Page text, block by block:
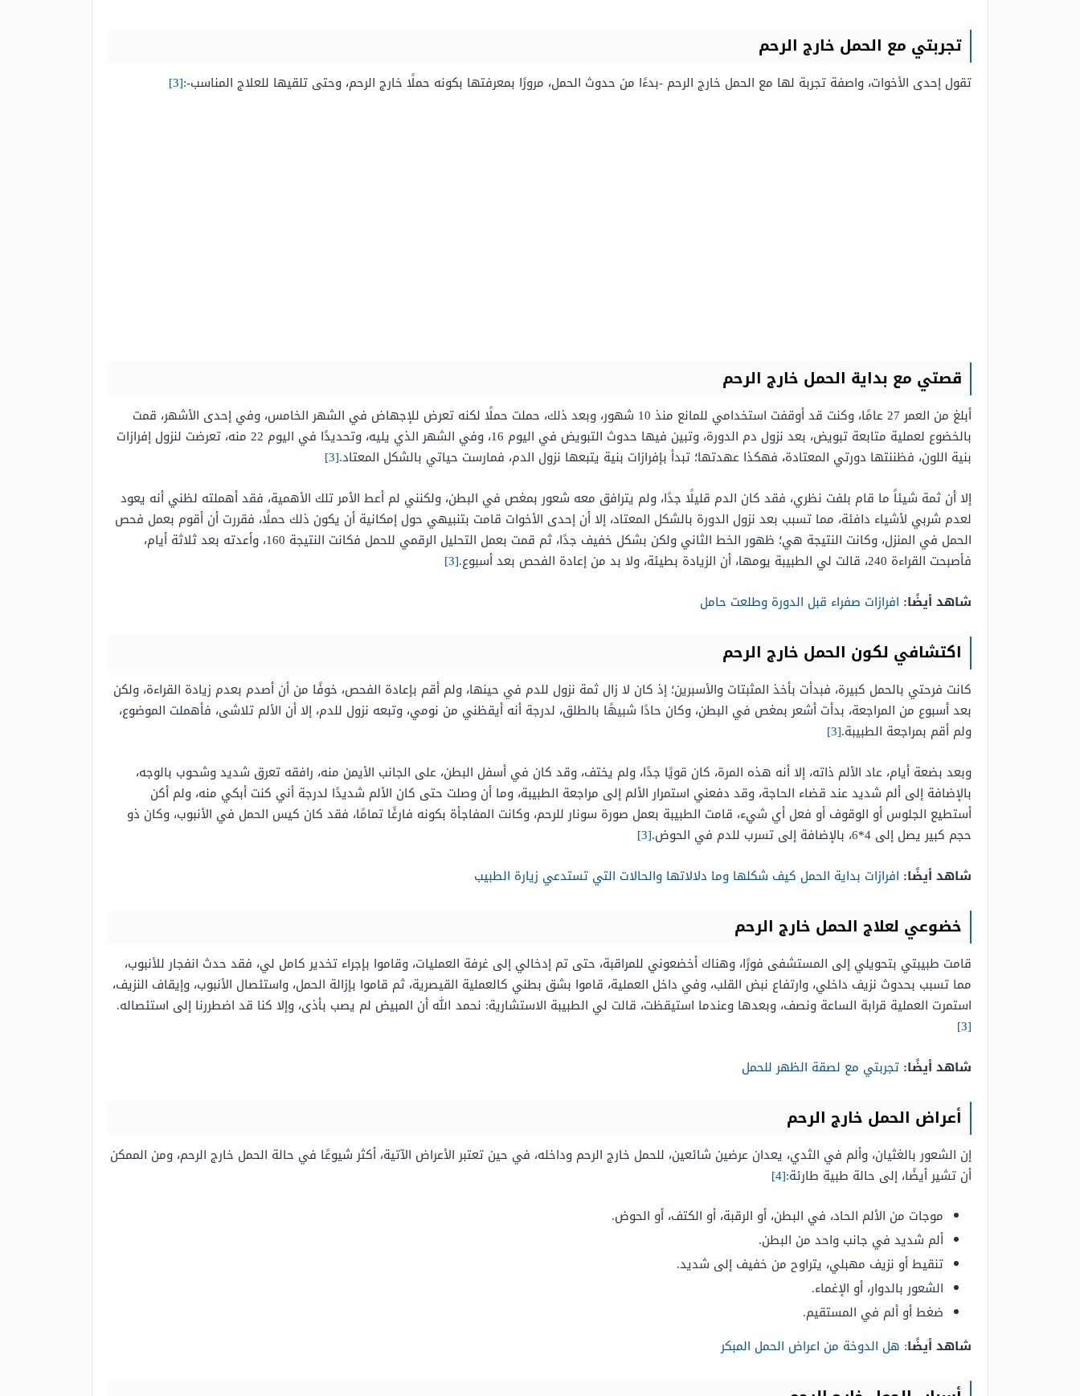
تجربتي مع الحمل خارج الرحم
تقول إحدى الأخوات، واصفة تجربة لها مع الحمل خارج الرحم -بدءًا من حدوث الحمل، مرورًا بمعرفتها بكونه حملًا خارج الرحم، وحتى تلقيها للعلاج المناسب-:[3]
قصتي مع بداية الحمل خارج الرحم
أبلغ من العمر 27 عامًا، وكنت قد أوقفت استخدامي للمانع منذ 10 شهور، وبعد ذلك، حملت حملًا لكنه تعرض للإجهاض في الشهر الخامس، وفي إحدى الأشهر، قمت
بالخضوع لعملية متابعة تبويض، بعد نزول دم الدورة، وتبين فيها حدوث التبويض في اليوم 16، وفي الشهر الذي يليه، وتحديدًا في اليوم 22 منه، تعرضت لنزول إفرازات
بنية اللون، فظننتها دورتي المعتادة، فهكذا عهدتها؛ تبدأ بإفرازات بنية يتبعها نزول الدم، فمارست حياتي بالشكل المعتاد.[3]
إلا أن ثمة شيئاً ما قام بلفت نظري، فقد كان الدم قليلًا جدًا، ولم يترافق معه شعور بمغص في البطن، ولكنني لم أعط الأمر تلك الأهمية، فقد أهملته لظني أنه يعود
لعدم شربي لأشياء دافئة، مما تسبب بعد نزول الدورة بالشكل المعتاد، إلا أن إحدى الأخوات قامت بتنبيهي حول إمكانية أن يكون ذلك حملًا، فقررت أن أقوم بعمل فحص
الحمل في المنزل، وكانت النتيجة هي؛ ظهور الخط الثاني ولكن بشكل خفيف جدًا، ثم قمت بعمل التحليل الرقمي للحمل فكانت النتيجة 160، وأعدته بعد ثلاثة أيام،
فأصبحت القراءة 240، قالت لي الطبيبة يومها، أن الزيادة بطيئة، ولا بد من إعادة الفحص بعد أسبوع.
[3]
شاهد أيضًا: افرازات صفراء قبل الدورة وطلعت حامل
اكتشافي لكون الحمل خارج الرحم
كانت فرحتي بالحمل كبيرة، فبدأت بأخذ المثبتات والأسبرين؛ إذ كان لا زال ثمة نزول للدم في حينها، ولم أقم بإعادة الفحص، خوفًا من أن أصدم بعدم زيادة القراءة، ولكن
بعد أسبوع من المراجعة، بدأت أشعر بمغص في البطن، وكان حادًا شبيهًا بالطلق، لدرجة أنه أيقظني من نومي، وتبعه نزول للدم، إلا أن الألم تلاشى، فأهملت الموضوع،
ولم أقم بمراجعة الطبيبة.[3]
وبعد بضعة أيام، عاد الألم ذاته، إلا أنه هذه المرة، كان قويًا جدًا، ولم يختف، وقد كان في أسفل البطن، على الجانب الأيمن منه، رافقه تعرق شديد وشحوب بالوجه،
بالإضافة إلى ألم شديد عند قضاء الحاجة، وقد دفعني استمرار الألم إلى مراجعة الطبيبة، وما أن وصلت حتى كان الألم شديدًا لدرجة أني كنت أبكي منه، ولم أكن
أستطيع الجلوس أو الوقوف أو فعل أي شيء، قامت الطبيبة بعمل صورة سونار للرحم، وكانت المفاجأة بكونه فارغًا تمامًا، فقد كان كيس الحمل في الأنبوب، وكان ذو
حجم كبير يصل إلى 4*6، بالإضافة إلى تسرب للدم في الحوض.
[3]
شاهد أيضًا: افرازات بداية الحمل كيف شكلها وما دلالاتها والحالات التي تستدعي زيارة الطبيب
خضوعي لعلاج الحمل خارج الرحم
قامت طبيبتي بتحويلي إلى المستشفى فورًا، وهناك أخضعوني للمراقبة، حتى تم إدخالي إلى غرفة العمليات، وقاموا بإجراء تخدير كامل لي، فقد حدث انفجار للأنبوب،
مما تسبب بحدوث نزيف داخلي، وارتفاع نبض القلب، وفي داخل العملية، قاموا بشق بطني كالعملية القيصرية، ثم قاموا بإزالة الحمل، واستئصال الأنبوب، وإيقاف النزيف،
استمرت العملية قرابة الساعة ونصف، وبعدها وعندما استيقظت، قالت لي الطبيبة الاستشارية: نحمد الله أن المبيض لم يصب بأذى، وإلا كنا قد اضطررنا إلى استئصاله.
[3]
شاهد أيضًا: تجربتي مع لصقة الظهر للحمل
أعراض الحمل خارج الرحم
إن الشعور بالغثيان، وألم في الثدي، يعدان عرضين شائعين، للحمل خارج الرحم وداخله، في حين تعتبر الأعراض الآتية، أكثر شيوعًا في حالة الحمل خارج الرحم، ومن الممكن
أن تشير أيضًا، إلى حالة طبية طارئة:[4]
موجات من الألم الحاد، في البطن، أو الرقبة، أو الكتف، أو الحوض.
ألم شديد في جانب واحد من البطن.
تنقيط أو نزيف مهبلي، يتراوح من خفيف إلى شديد.
الشعور بالدوار، أو الإغماء.
ضغط أو ألم في المستقيم.
شاهد أيضًا: هل الدوخة من اعراض الحمل المبكر